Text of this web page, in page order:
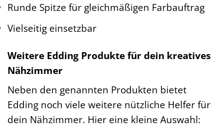
Runde Spitze für gleichmäßigen Farbauftrag
Vielseitig einsetzbar
Weitere Edding Produkte für dein kreatives
Nähzimmer
Neben den genannten Produkten bietet
Edding noch viele weitere nützliche Helfer für
dein Nähzimmer. Hier eine kleine Auswahl: